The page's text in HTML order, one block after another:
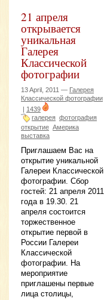
21 апреля
открывается
уникальная
Галерея
Классической
фотографии
13 April, 2011 — Галерея
Классической фотографии
| 1439
галерея фотография
открытие Америка
выставка
Приглашаем Вас на
открытие уникальной
Галереи Классической
фотографии. Сбор
гостей: 21 апреля 2011
года в 19.30. 21
апреля состоится
торжественное
открытие первой в
России Галереи
Классической
фотографии. На
мероприятие
приглашены первые
лица столицы,